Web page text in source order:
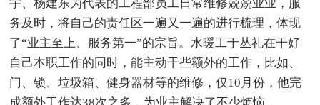
宇、杨建东为代表的工程部员工日常维修兢兢业业，服
务及时，将自己的责任区一遍又一遍的进行梳理，体现
了“业主至上、服务第一”的宗旨。水暖工于丛礼在干好
自己本职工作的同时，能主动干些额外的工作，比如、
门、锁、垃圾箱、健身器材等的维修，仅10月份，他完